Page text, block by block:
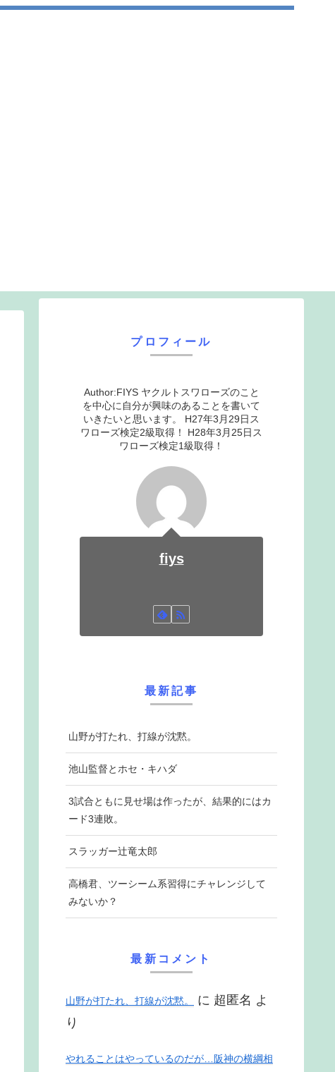
プロフィール
Author:FIYS ヤクルトスワローズのこと
を中心に自分が興味のあることを書いて
いきたいと思います。 H27年3月29日ス
ワローズ検定2級取得！ H28年3月25日ス
ワローズ検定1級取得！
fiys
最新記事
山野が打たれ、打線が沈黙。
池山監督とホセ・キハダ
3試合ともに見せ場は作ったが、結果的にはカ
ード3連敗。
スラッガー辻竜太郎
高橋君、ツーシーム系習得にチャレンジして
みないか？
最新コメント
山野が打たれ、打線が沈黙。 に 超匿名 よ
り
やれることはやっているのだが…阪神の横綱相